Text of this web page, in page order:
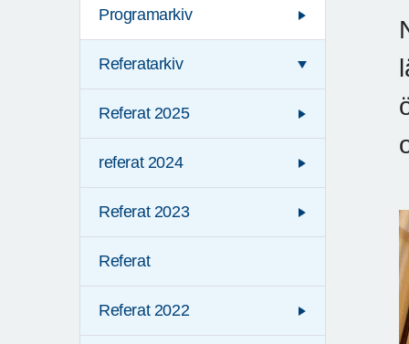
Programarkiv
Referatarkiv
Referat 2025
referat 2024
Referat 2023
Referat
Referat 2022